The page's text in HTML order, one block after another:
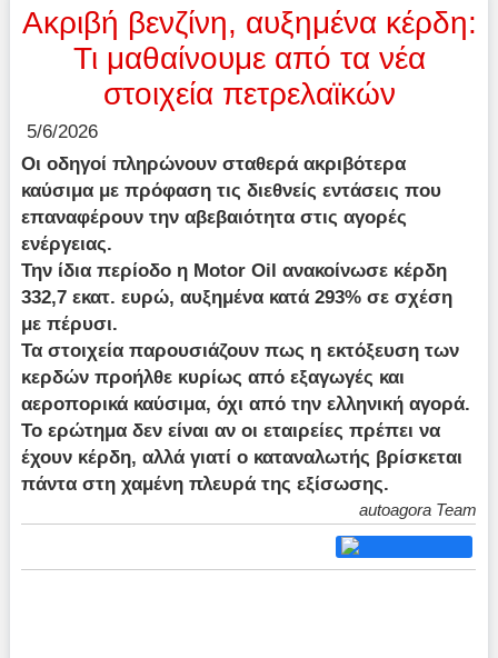
Ακριβή βενζίνη, αυξημένα κέρδη:
Τι μαθαίνουμε από τα νέα
στοιχεία πετρελαϊκών
5/6/2026
Οι οδηγοί πληρώνουν σταθερά ακριβότερα
καύσιμα με πρόφαση τις διεθνείς εντάσεις που
επαναφέρουν την αβεβαιότητα στις αγορές
ενέργειας.
Την ίδια περίοδο η Motor Oil ανακοίνωσε κέρδη
332,7 εκατ. ευρώ, αυξημένα κατά 293% σε σχέση
με πέρυσι.
Τα στοιχεία παρουσιάζουν πως η εκτόξευση των
κερδών προήλθε κυρίως από εξαγωγές και
αεροπορικά καύσιμα, όχι από την ελληνική αγορά.
Το ερώτημα δεν είναι αν οι εταιρείες πρέπει να
έχουν κέρδη, αλλά γιατί ο καταναλωτής βρίσκεται
πάντα στη χαμένη πλευρά της εξίσωσης.
autoagora Team